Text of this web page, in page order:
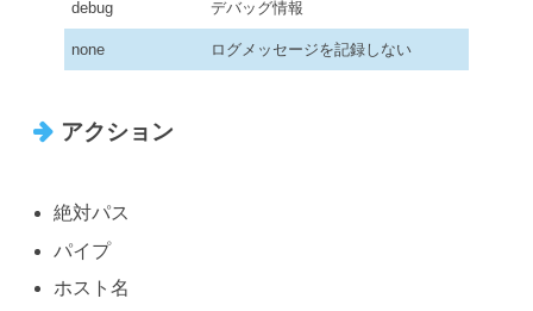
debug デバッグ情報
none ログメッセージを記録しない
アクション
絶対パス
パイプ
ホスト名